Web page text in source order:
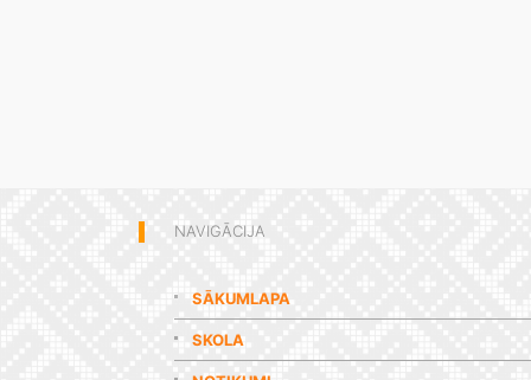
NAVIGĀCIJA
SĀKUMLAPA
SKOLA